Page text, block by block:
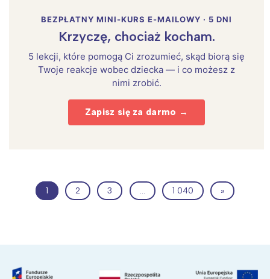
BEZPŁATNY MINI-KURS E-MAILOWY · 5 DNI
Krzyczę, chociaż kocham.
5 lekcji, które pomogą Ci zrozumieć, skąd biorą się
Twoje reakcje wobec dziecka — i co możesz z
nimi zrobić.
Zapisz się za darmo →
1 2 3 … 1 040 »